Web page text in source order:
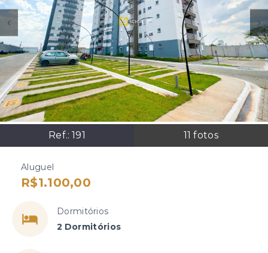
Ref.:191 11 fotos
Aluguel
R$1.100,00
Dormitórios
2 Dormitórios